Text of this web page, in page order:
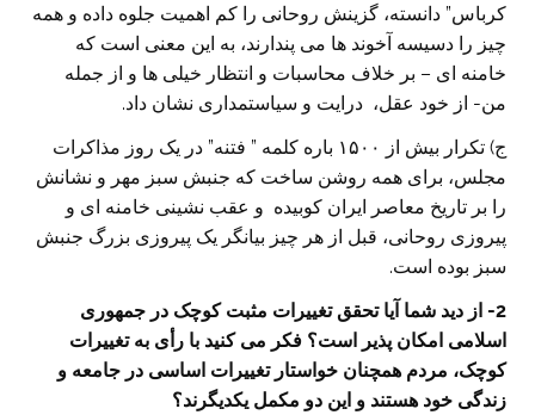
کرباس” دانسته، گزینش روحانی را کم اهمیت جلوه داده و همه
چیز را دسیسه آخوند ها می پندارند، به این معنی است که
خامنه ای – بر خلاف محاسبات و انتظار خیلی ها و از جمله
من- از خود عقل، درایت و سیاستمداری نشان داد.
ج) تکرار بیش از ۱۵۰۰ باره کلمه ” فتنه” در یک روز مذاکرات
مجلس، برای همه روشن ساخت که جنبش سبز مهر و نشانش
را بر تاریخ معاصر ایران کوبیده و عقب نشینی خامنه ای و
پیروزی روحانی، قبل از هر چیز بیانگر یک پیروزی بزرگ جنبش
سبز بوده است.
2- از دید شما آیا تحقق تغییرات مثبت کوچک در جمهوری
اسلامی امکان پذیر است؟ فکر می کنید با رأی به تغییرات
کوچک، مردم همچنان خواستار تغییرات اساسی در جامعه و
زندگی خود هستند و این دو مکمل یکدیگرند؟